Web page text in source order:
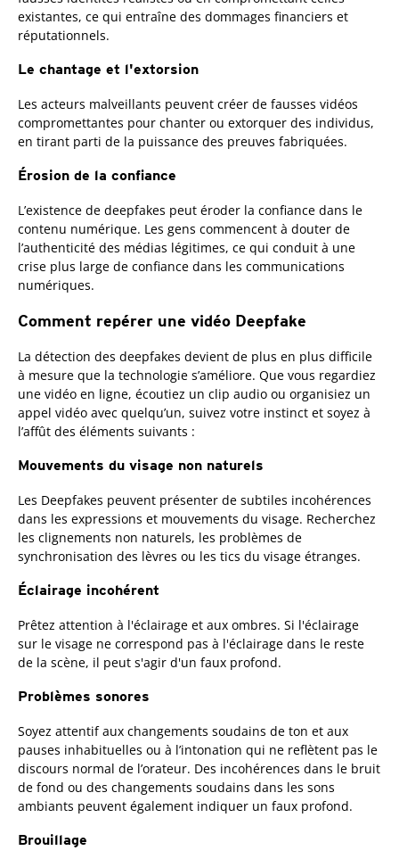
existantes, ce qui entraîne des dommages financiers et
réputationnels.
Le chantage et l'extorsion
Les acteurs malveillants peuvent créer de fausses vidéos
compromettantes pour chanter ou extorquer des individus,
en tirant parti de la puissance des preuves fabriquées.
Érosion de la confiance
L’existence de deepfakes peut éroder la confiance dans le
contenu numérique. Les gens commencent à douter de
l’authenticité des médias légitimes, ce qui conduit à une
crise plus large de confiance dans les communications
numériques.
Comment repérer une vidéo Deepfake
La détection des deepfakes devient de plus en plus difficile
à mesure que la technologie s’améliore. Que vous regardiez
une vidéo en ligne, écoutiez un clip audio ou organisiez un
appel vidéo avec quelqu’un, suivez votre instinct et soyez à
l’affût des éléments suivants :
Mouvements du visage non naturels
Les Deepfakes peuvent présenter de subtiles incohérences
dans les expressions et mouvements du visage. Recherchez
les clignements non naturels, les problèmes de
synchronisation des lèvres ou les tics du visage étranges.
Éclairage incohérent
Prêtez attention à l'éclairage et aux ombres. Si l'éclairage
sur le visage ne correspond pas à l'éclairage dans le reste
de la scène, il peut s'agir d'un faux profond.
Problèmes sonores
Soyez attentif aux changements soudains de ton et aux
pauses inhabituelles ou à l’intonation qui ne reflètent pas le
discours normal de l’orateur. Des incohérences dans le bruit
de fond ou des changements soudains dans les sons
ambiants peuvent également indiquer un faux profond.
Brouillage